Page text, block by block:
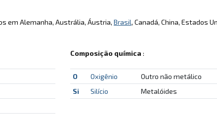
em Alemanha, Austrália, Áustria, Brasil, Canadá, China, Estados
Composição química :
O Oxigênio Outro não metálico
Si
Silício Metalóides